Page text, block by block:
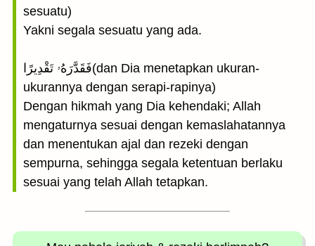
sesuatu)
Yakni segala sesuatu yang ada.
فَقَدَّرَهُۥ تَقْدِيرًا(dan Dia menetapkan ukuran-
ukurannya dengan serapi-rapinya)
Dengan hikmah yang Dia kehendaki; Allah
mengaturnya sesuai dengan kemaslahatannya
dan menentukan ajal dan rezeki dengan
sempurna, sehingga segala ketentuan berlaku
sesuai yang telah Allah tetapkan.